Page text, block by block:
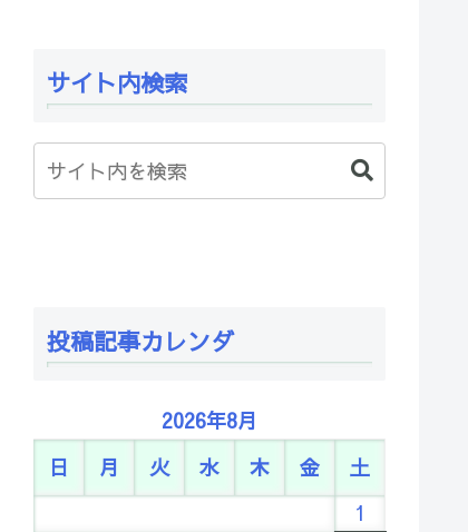
サイト内検索
投稿記事カレンダ
2026年8月
日
月 火 水 木 金
土
1